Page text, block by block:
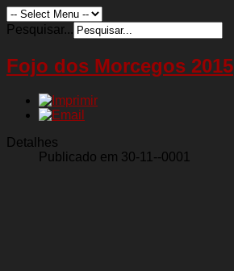
Pesquisar...
Fojo dos Morcegos 2015
Detalhes
Publicado em 30-11--0001